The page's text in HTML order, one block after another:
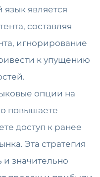
язык является
составляя
игнорирование
к упущению
опции на
повышаете
доступ к ранее
Эта стратегия
значительно